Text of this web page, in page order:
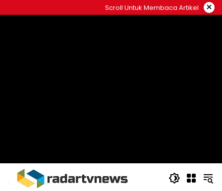
to
Scroll Untuk Membaca Artikel ×